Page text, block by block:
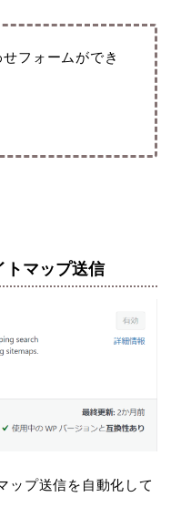
フォームができ
マップ送信
ップ送信を自動化して